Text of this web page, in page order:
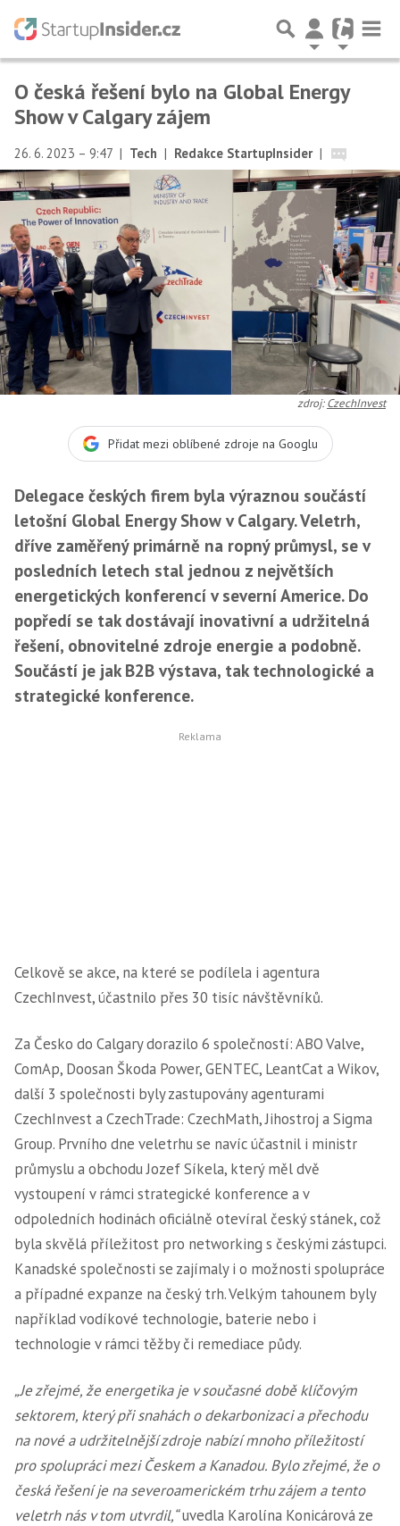
O česká řešení bylo na Global Energy
Show v Calgary zájem
26. 6. 2023 – 9:47 | Tech | Redakce StartupInsider |
zdroj:CzechInvest
Přidat mezi oblíbené zdroje na Googlu
Delegace českých firem byla výraznou součástí
letošní Global Energy Show v Calgary. Veletrh,
dříve zaměřený primárně na ropný průmysl, se v
posledních letech stal jednou z největších
energetických konferencí v severní Americe. Do
popředí se tak dostávají inovativní a udržitelná
řešení, obnovitelné zdroje energie a podobně.
Součástí je jak B2B výstava, tak technologické a
strategické konference.
Celkově se akce, na které se podílela i agentura
CzechInvest, účastnilo přes 30 tisíc návštěvníků.
Za Česko do Calgary dorazilo 6 společností: ABO Valve,
ComAp, Doosan Škoda Power, GENTEC, LeantCat a Wikov,
další 3 společnosti byly zastupovány agenturami
CzechInvest a CzechTrade: CzechMath, Jihostroj a Sigma
Group. Prvního dne veletrhu se navíc účastnil i ministr
průmyslu a obchodu Jozef Síkela, který měl dvě
vystoupení v rámci strategické konference a v
odpoledních hodinách oficiálně otevíral český stánek, což
byla skvělá příležitost pro networking s českými zástupci.
Kanadské společnosti se zajímaly i o možnosti spolupráce
a případné expanze na český trh. Velkým tahounem byly
například vodíkové technologie, baterie nebo i
technologie v rámci těžby či remediace půdy.
„Je zřejmé, že energetika je v současné době klíčovým
sektorem, který při snahách o dekarbonizaci a přechodu
na nové a udržitelnější zdroje nabízí mnoho příležitostí
pro spolupráci mezi Českem a Kanadou. Bylo zřejmé, že o
česká řešení je na severoamerickém trhu zájem a tento
veletrh nás v tom utvrdil,“uvedla Karolína Konicárová ze